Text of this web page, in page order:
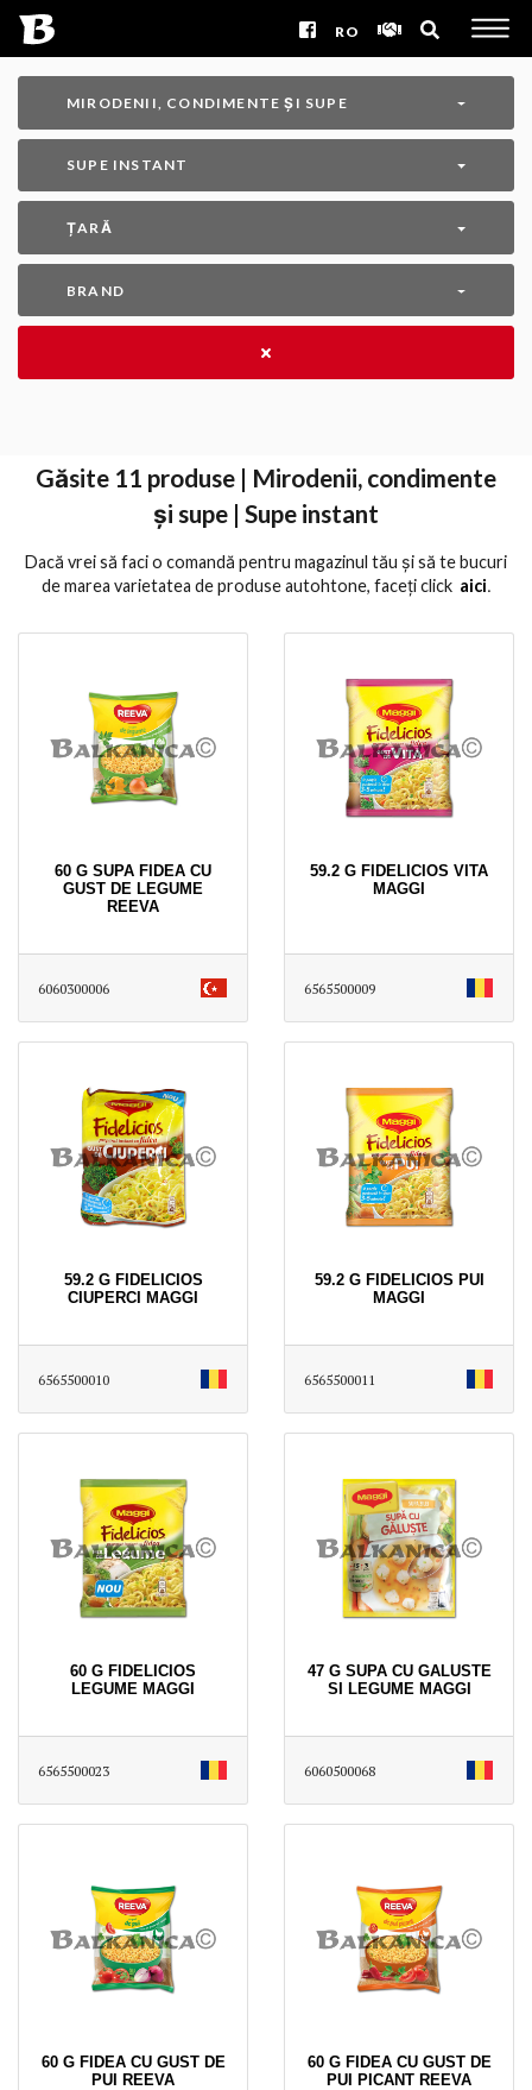
RO
MIRODENII, CONDIMENTE ȘI SUPE
SUPE INSTANT
ȚARĂ
BRAND
Găsite 11 produse | Mirodenii, condimente
și supe | Supe instant
Dacă vrei să faci o comandă pentru magazinul tău și să te bucuri
de marea varietatea de produse autohtone, faceți click aici․
60 G SUPA FIDEA CU
GUST DE LEGUME
REEVA
6060300006
59.2 G FIDELICIOS VITA
MAGGI
6565500009
59.2 G FIDELICIOS
CIUPERCI MAGGI
6565500010
59.2 G FIDELICIOS PUI
MAGGI
6565500011
60 G FIDELICIOS
LEGUME MAGGI
6565500023
47 G SUPA CU GALUSTE
SI LEGUME MAGGI
6060500068
60 G FIDEA CU GUST DE
PUI REEVA
60 G FIDEA CU GUST DE
PUI PICANT REEVA